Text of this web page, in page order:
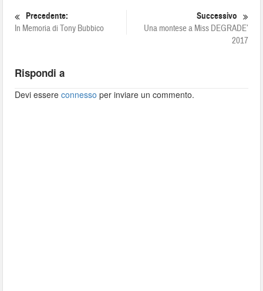
Precedente:
In Memoria di Tony Bubbico
Successivo
Una montese a Miss DEGRADE’
2017
Rispondi a
Devi essereconnesso per inviare un commento.